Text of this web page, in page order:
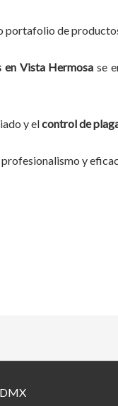
de
en Vista Hermosase
y elcontrol de
y